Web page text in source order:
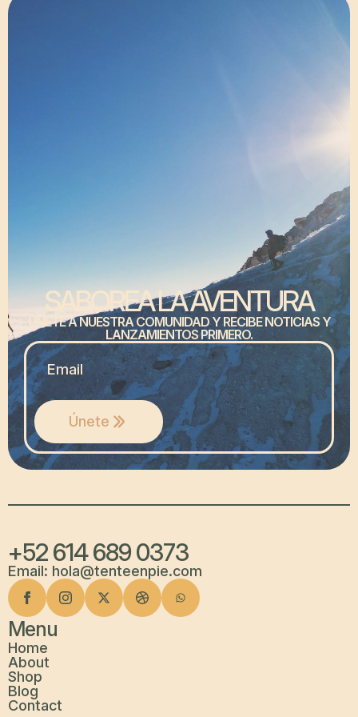
SABOREA LA AVENTURA
ÚNETE A NUESTRA COMUNIDAD Y RECIBE NOTICIAS Y
LANZAMIENTOS PRIMERO.
MAIL
*
Únete
+52 614 689 0373
Email: hola@tenteenpie.com
Menu
Home
About
Shop
Blog
Contact